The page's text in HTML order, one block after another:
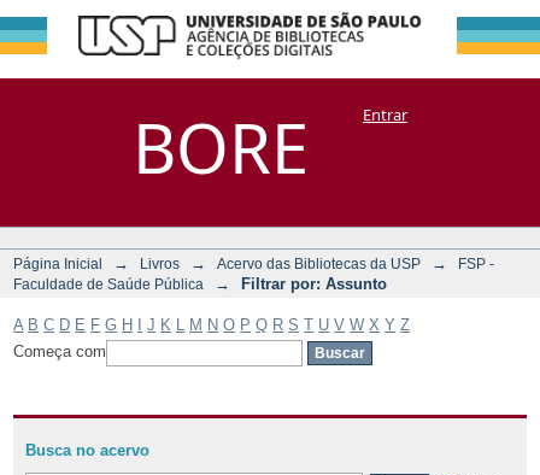
BORE
Filtrar por:
Assunto
DSpace/Manakin + CoriscoEntrar
Página Inicial → Livros → Acervo das Bibliotecas da USP →
FSP -
Faculdade de Saúde Pública
→ Filtrar por: Assunto
A B C D E F G H J K M N O P Q R S T U V W X Y Z
Começa com
Busca no acervo